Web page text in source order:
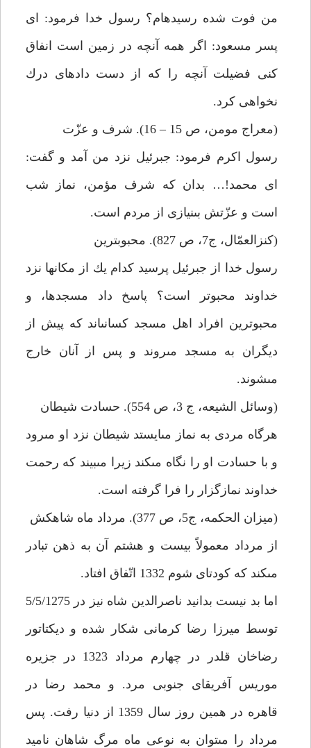
من فوت شده رسيده‏ام؟ رسول خدا فرمود: اى
پسر مسعود: اگر همه آنچه در زمين است انفاق
كنى فضيلت آنچه را كه از دست داده‏اى درك
نخواهى كرد.
(معراج مومن، ص 15 – 16). شرف و عزّت
رسول اكرم فرمود: جبرئيل نزد من آمد و گفت:
اى محمد!… بدان كه شرف مؤمن، نماز شب
است و عزّتش بى‏نيازى از مردم است.
(كنزالعمّال، ج‏7، ص 827). محبوبترين
رسول خدا از جبرئيل پرسيد كدام يك از مكانها نزد
خداوند محبوتر است؟ پاسخ داد مسجدها، و
محبوترين افراد اهل مسجد كسانى‏اند كه پيش از
ديگران به مسجد مى‏روند و پس از آنان خارج
مى‏شوند.
(وسائل الشيعه، ج 3، ص 554). حسادت شيطان‏
هرگاه مردى به نماز مى‏ايستد شيطان نزد او مى‏رود
و با حسادت او را نگاه مى‏كند زيرا مى‏بيند كه رحمت
خداوند نمازگزار را فرا گرفته است.
(ميزان الحكمه، ج‏5، ص 377). مرداد ماه شاه‏كش‏
از مرداد معمولاً بيست و هشتم آن به ذهن تبادر
مى‏كند كه كودتاى شوم 1332 اتّفاق افتاد.
اما بد نيست بدانيد ناصرالدين شاه نيز در 5/5/1275
توسط ميرزا رضا كرمانى شكار شده و ديكتاتور
رضاخان قلدر در چهارم مرداد 1323 در جزيره
موريس آفريقاى جنوبى مرد. و محمد رضا در
قاهره در همين روز سال 1359 از دنيا رفت. پس
مرداد را مى‏توان به نوعى ماه مرگ شاهان ناميد